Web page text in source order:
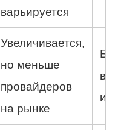
варьируется
Увеличивается,
но меньше
провайдеров
на рынке